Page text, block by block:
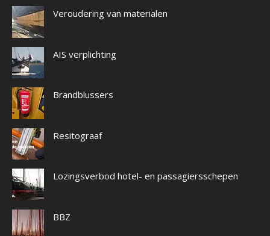
Veroudering van materialen
AIS verplichting
Brandblussers
Resitograaf
Lozingsverbod hotel- en passagiersschepen
BBZ